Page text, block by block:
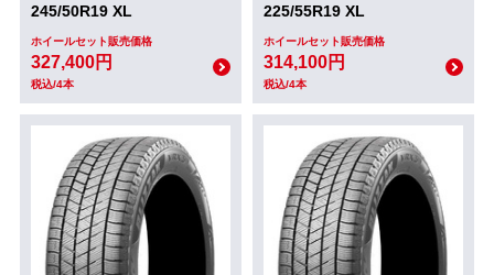
245/50R19 XL
ホイールセット販売価格
327,400円
税込/4本
225/55R19 XL
ホイールセット販売価格
314,100円
税込/4本